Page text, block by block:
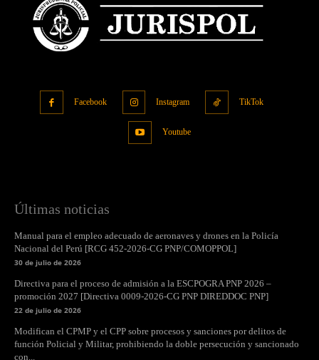
Facebook Instagram TikTok
Youtube
Últimas noticias
Manual para el empleo adecuado de aeronaves y drones en la Policía
Nacional del Perú [RCG 452-2026-CG PNP/COMOPPOL]
30 de julio de 2026
Directiva para el proceso de admisión a la ESCPOGRA PNP 2026 –
promoción 2027 [Directiva 0009-2026-CG PNP DIREDDOC PNP]
22 de julio de 2026
Modifican el CPMP y el CPP sobre procesos y sanciones por delitos de
función Policial y Militar, prohibiendo la doble persecución y sancionado
con...